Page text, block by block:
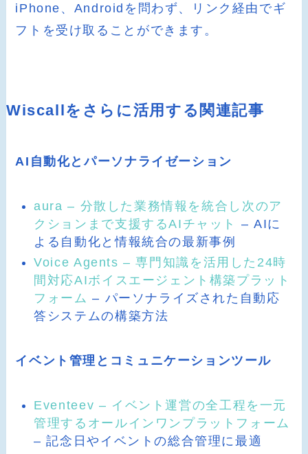
iPhone、Androidを問わず、リンク経由でギ
フトを受け取ることができます。
Wiscallをさらに活用する関連記事
AI自動化とパーソナライゼーション
aura – 分散した業務情報を統合し次のア
クションまで支援するAIチャット
– AIに
よる自動化と情報統合の最新事例
Voice Agents – 専門知識を活用した24時
間対応AIボイスエージェント構築プラット
フォーム – パーソナライズされた自動応
答システムの構築方法
イベント管理とコミュニケーションツール
Eventeev – イベント運営の全工程を一元
管理するオールインワンプラットフォーム
– 記念日やイベントの総合管理に最適